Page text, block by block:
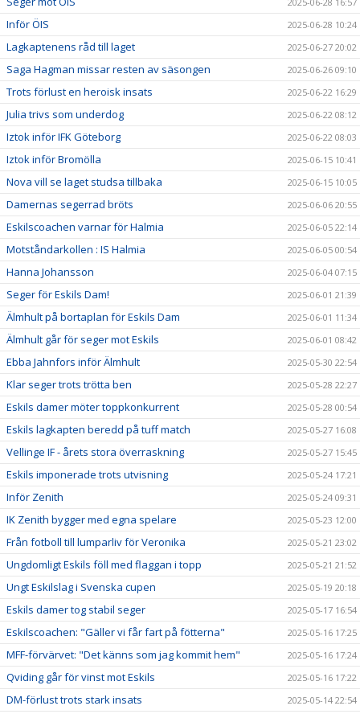
Inför ÖIS 2025-06-28 10:24
Lagkaptenens råd till laget 2025-06-27 20:02
Saga Hagman missar resten av säsongen 2025-06-26 09:10
Trots förlust en heroisk insats 2025-06-22 16:29
Julia trivs som underdog 2025-06-22 08:12
Iztok inför IFK Göteborg 2025-06-22 08:03
Iztok inför Bromölla 2025-06-15 10:41
Nova vill se laget studsa tillbaka 2025-06-15 10:05
Damernas segerrad bröts 2025-06-06 20:55
Eskilscoachen varnar för Halmia 2025-06-05 22:14
Motståndarkollen : IS Halmia 2025-06-05 00:54
Hanna Johansson 2025-06-04 07:15
Seger för Eskils Dam! 2025-06-01 21:39
Älmhult på bortaplan för Eskils Dam 2025-06-01 11:34
Älmhult går för seger mot Eskils 2025-06-01 08:42
Ebba Jahnfors inför Älmhult 2025-05-30 22:54
Klar seger trots trötta ben 2025-05-28 22:27
Eskils damer möter toppkonkurrent 2025-05-28 00:54
Eskils lagkapten beredd på tuff match 2025-05-27 16:08
Vellinge IF - årets stora överraskning 2025-05-27 15:45
Eskils imponerade trots utvisning 2025-05-24 17:21
Inför Zenith 2025-05-24 09:31
IK Zenith bygger med egna spelare 2025-05-23 12:00
Från fotboll till lumparliv för Veronika 2025-05-21 23:02
Ungdomligt Eskils föll med flaggan i topp 2025-05-21 21:52
Ungt Eskilslag i Svenska cupen 2025-05-19 20:18
Eskils damer tog stabil seger 2025-05-17 16:54
Eskilscoachen: "Gäller vi får fart på fötterna" 2025-05-16 17:25
MFF-förvärvet: "Det känns som jag kommit hem" 2025-05-16 17:24
Qviding går för vinst mot Eskils 2025-05-16 17:22
DM-förlust trots stark insats 2025-05-14 22:54